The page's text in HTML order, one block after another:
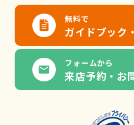
無料で
ガイドブック
フォームから
来店予約・お